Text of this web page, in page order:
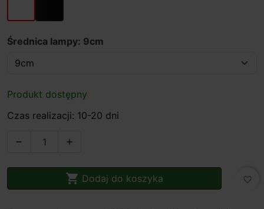
Średnica lampy: 9cm
Produkt dostępny
Czas realizacji: 10-20 dni
 
 Dodaj do koszyka favorite_border